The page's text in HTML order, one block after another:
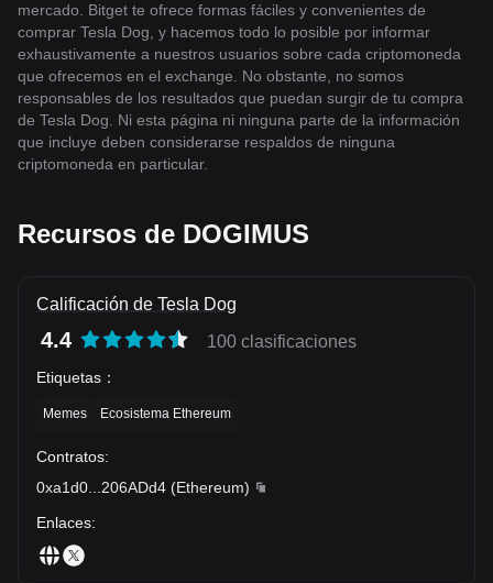
mercado. Bitget te ofrece formas fáciles y convenientes de
comprar Tesla Dog, y hacemos todo lo posible por informar
exhaustivamente a nuestros usuarios sobre cada criptomoneda
que ofrecemos en el exchange. No obstante, no somos
responsables de los resultados que puedan surgir de tu compra
de Tesla Dog. Ni esta página ni ninguna parte de la información
que incluye deben considerarse respaldos de ninguna
criptomoneda en particular.
Recursos de DOGIMUS
Calificación de Tesla Dog
4.4 100 clasificaciones
Etiquetas ：
Memes Ecosistema Ethereum
Contratos:
0xa1d0
206ADd4 (Ethereum)
Enlaces: